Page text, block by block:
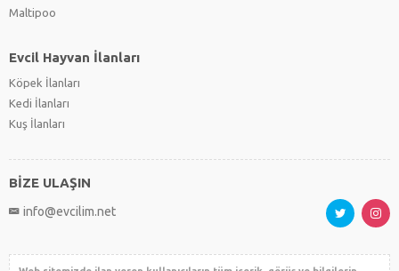
Maltipoo
Evcil Hayvan İlanları
Köpek İlanları
Kedi İlanları
Kuş İlanları
BİZE ULAŞIN
info@evcilim.net